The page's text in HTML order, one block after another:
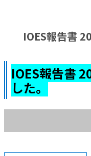
IOES報告書
IOES報告書
した。